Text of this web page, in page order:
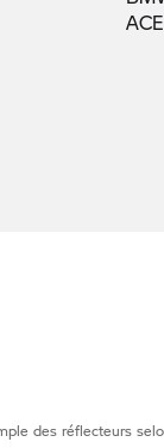
des réflecteurs